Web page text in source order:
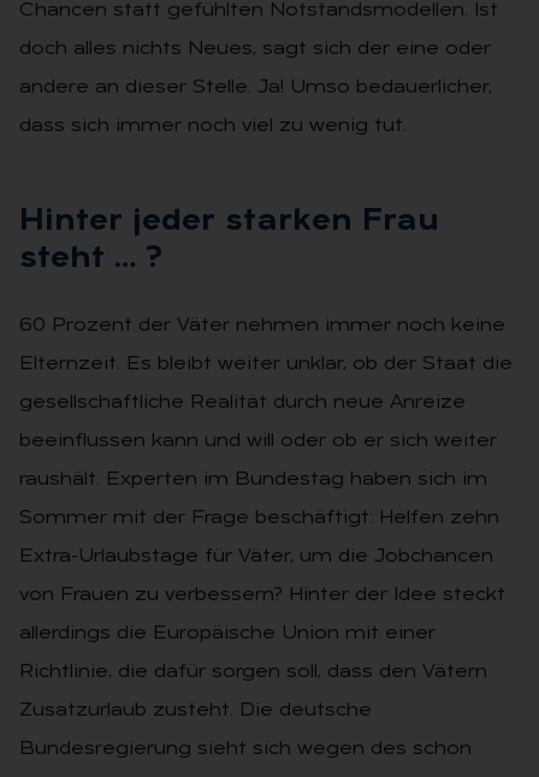
Chancen statt gefühlten Notstandsmodellen. Ist
doch alles nichts Neues, sagt sich der eine oder
andere an dieser Stelle. Ja! Umso bedauerlicher,
dass sich immer noch viel zu wenig tut.
Hin­ter je­der star­ken Frau
steht … ?
60 Prozent der Väter nehmen immer noch keine
Elternzeit. Es bleibt weiter unklar, ob der Staat die
gesellschaftliche Realität durch neue Anreize
beeinflussen kann und will oder ob er sich weiter
raushält. Experten im Bundestag haben sich im
Sommer mit der Frage beschäftigt: Helfen zehn
Extra-Urlaubstage für Väter, um die Jobchancen
von Frauen zu verbessern? Hinter der Idee steckt
allerdings die Europäische Union mit einer
Richtlinie, die dafür sorgen soll, dass den Vätern
Zusatzurlaub zusteht. Die deutsche
Bundesregierung sieht sich wegen des schon